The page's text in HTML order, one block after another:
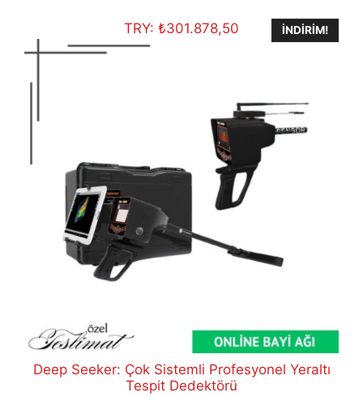
€5.175,00.
TRY: ₺301.878,50 İNDIRIM!
Deep Seeker: Çok Sistemli Profesyonel Yeraltı
Tespit Dedektörü